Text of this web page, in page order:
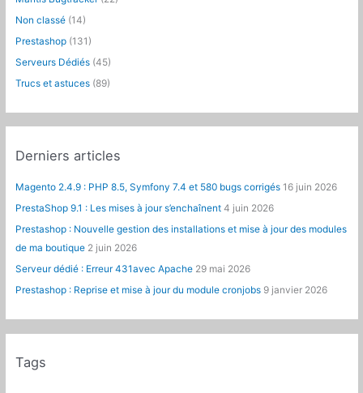
e
r
:
Non classé (14)
Prestashop (131)
Serveurs Dédiés (45)
Trucs et astuces (89)
Derniers articles
Magento 2.4.9 : PHP 8.5, Symfony 7.4 et 580 bugs corrigés 16 juin 2026
PrestaShop 9.1 : Les mises à jour s’enchaînent 4 juin 2026
Prestashop : Nouvelle gestion des installations et mise à jour des modules
de ma boutique 2 juin 2026
Serveur dédié : Erreur 431avec Apache 29 mai 2026
Prestashop : Reprise et mise à jour du module cronjobs 9 janvier 2026
Tags